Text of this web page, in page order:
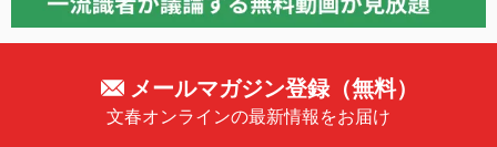
メールマガジン登録（無料）
文春オンラインの最新情報をお届け